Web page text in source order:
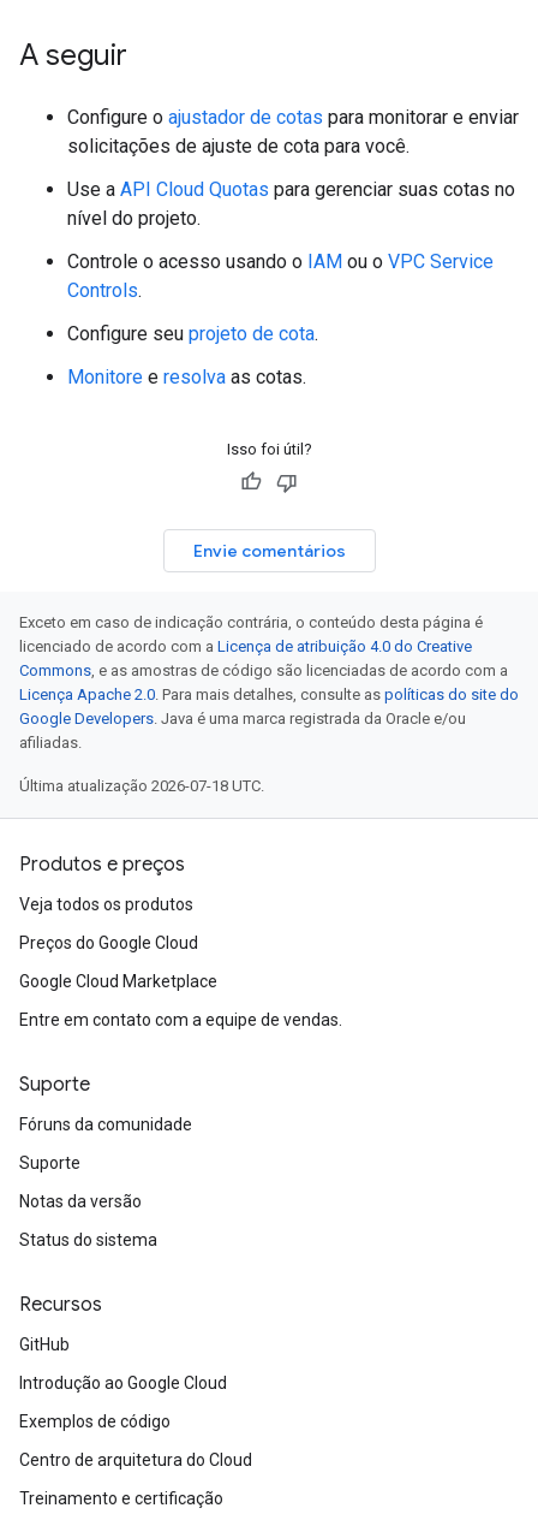
A seguir
Configure o ajustador de cotas para monitorar e enviar
solicitações de ajuste de cota para você.
Use a API Cloud Quotas para gerenciar suas cotas no
nível do projeto.
Controle o acesso usando o IAM ou o VPC Service
Controls.
Configure seu projeto de cota.
Monitore e resolva as cotas.
Isso foi útil?
Envie comentários
Exceto em caso de indicação contrária, o conteúdo desta página é
licenciado de acordo com a Licença de atribuição 4.0 do Creative
Commons, e as amostras de código são licenciadas de acordo com a
Licença Apache 2.0. Para mais detalhes, consulte as políticas do site do
Google Developers. Java é uma marca registrada da Oracle e/ou
afiliadas.
Última atualização 2026-07-18 UTC.
Produtos e preços
Veja todos os produtos
Preços do Google Cloud
Google Cloud Marketplace
Entre em contato com a equipe de vendas.
Suporte
Fóruns da comunidade
Suporte
Notas da versão
Status do sistema
Recursos
GitHub
Introdução ao Google Cloud
Exemplos de código
Centro de arquitetura do Cloud
Treinamento e certificação